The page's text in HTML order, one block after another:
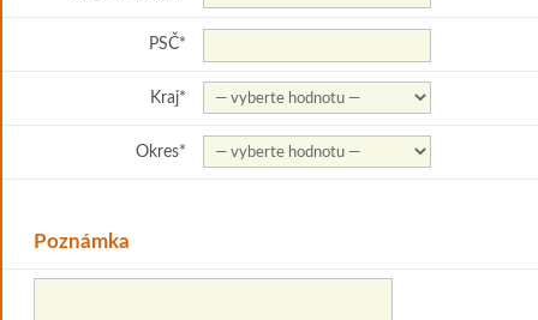
PSČ*
Kraj*
Okres*
Poznámka